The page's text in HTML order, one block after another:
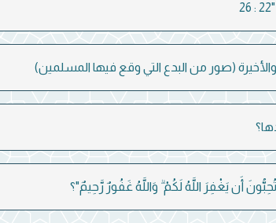
والأخيرة (صور من البدع التي وقع فيها المسلمين)
أَن يَغْفِرَ اللَّهُ لَكُمْ ۗ وَاللَّهُ غَفُورٌ رَّحِيمٌ"؟